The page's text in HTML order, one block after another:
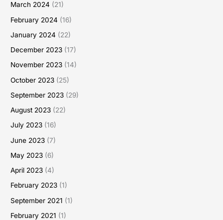
March 2024 (21)
February 2024 (16)
January 2024 (22)
December 2023 (17)
November 2023 (14)
October 2023 (25)
September 2023 (29)
August 2023 (22)
July 2023 (16)
June 2023 (7)
May 2023 (6)
April 2023 (4)
February 2023 (1)
September 2021 (1)
February 2021 (1)